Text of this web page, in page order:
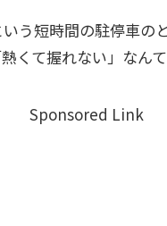
う短時間の駐停車の
くて握れない」なん
Sponsored Link